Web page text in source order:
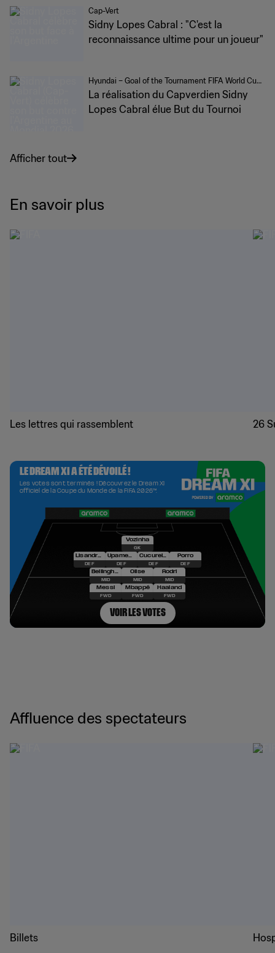
Cap-Vert
Sidny Lopes Cabral : "C'est la
reconnaissance ultime pour un joueur"
Hyundai – Goal of the Tournament FIFA World Cup
2026™
La réalisation du Capverdien Sidny
Lopes Cabral élue But du Tournoi
Afficher tout
En savoir plus
Les lettres qui rassemblent 26
Affluence des spectateurs
Billets